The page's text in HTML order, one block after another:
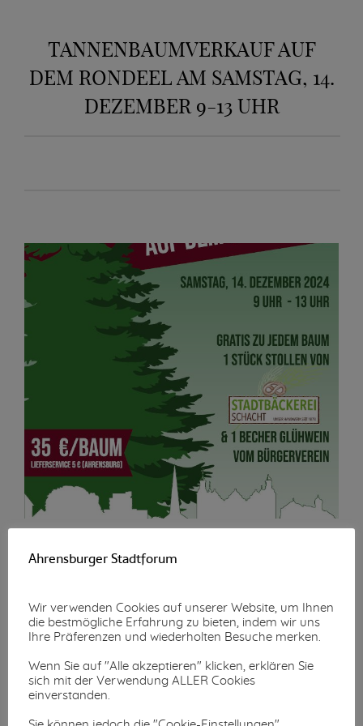
TANNENBAUMVERKAUF AUF
DEM RONDEEL AM SAMSTAG, 14.
DEZEMBER 9-13 UHR
Informationen
Ahrensburger Stadtforum
Wir verwenden Cookies auf unserer Website, um Ihnen
die bestmögliche Erfahrung zu bieten, indem wir uns
Ihre Präferenzen und wiederholten Besuche merken.
Wenn Sie auf "Alle akzeptieren" klicken, erklären Sie
sich mit der Verwendung ALLER Cookies
einverstanden.